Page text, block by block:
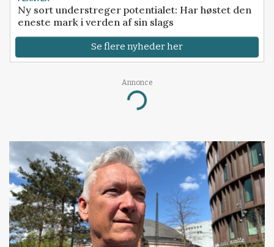
Ny sort understreger potentialet: Har høstet den
eneste mark i verden af sin slags
Se flere nyheder her
Annonce
Loading...